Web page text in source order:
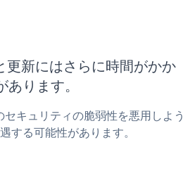
新にはさらに時間がかか
ります。
キュリティの脆弱性を悪用しよう
する可能性があります。